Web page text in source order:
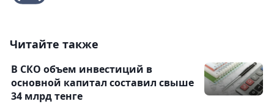
Читайте также
В СКО объем инвестиций в
основной капитал составил свыше
34 млрд тенге